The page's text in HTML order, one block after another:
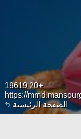
الصفحة الرئيسية
+20 19619
https://